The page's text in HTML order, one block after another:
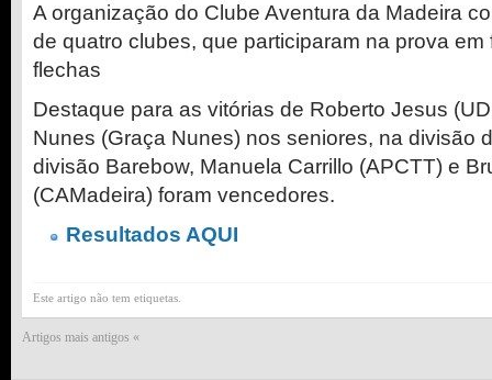
A organização do Clube Aventura da Madeira
de quatro clubes, que participaram na prova em
flechas
Destaque para as vitórias de Roberto Jesus
Nunes (Graça Nunes) nos seniores, na divisão
divisão Barebow, Manuela Carrillo (APCTT) e
(CAMadeira) foram vencedores.
Resultados AQUI
Este artigo não tem etiquetas.
Artigos mais antigos «